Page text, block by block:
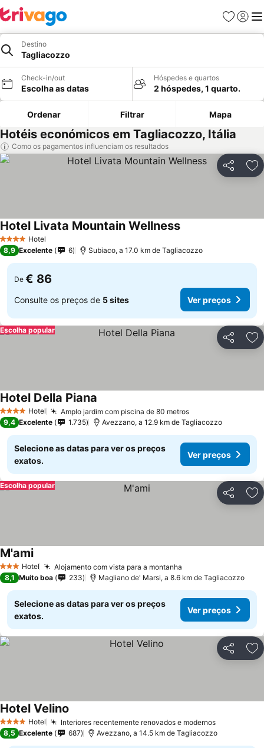
Favoritos
Iniciar
Destino
Tagliacozzo
Check-in/out
Escolha as datas
Hóspedes e quartos
2 hóspedes, 1 quarto.
Ordenar Filtrar Mapa
Hotéis económicos em Tagliacozzo, Itália
Como os pagamentos influenciam os resultados
Partilhar
4 EstrelasHotel
Hotel Livata Mountain WellnessVer preços
8,9 Excelente 6 Subiaco, a 17.0 km de Tagliacozzo
De € 86
Consulte os preços de 5 sites Ver preços
Partilhar
Escolha popular
4 EstrelasHotel Amplo jardim com piscina de 80 metrosVer preços
Hotel Della Piana
9,4 Excelente 1.735 Avezzano, a 12.9 km de Tagliacozzo
Selecione as datas para ver os preços
exatos.
Ver preços
Partilhar
Escolha popular
3 EstrelasHotel Alojamento com vista para a montanha
M'amiVer preços
8,1 Muito boa 233 Magliano de' Marsi, a 8.6 km de Tagliacozzo
Selecione as datas para ver os preços
exatos.
Ver preços
Partilhar
4 EstrelasHotel Interiores recentemente renovados e modernosVer preços
Hotel Velino
8,5 Excelente 687 Avezzano, a 14.5 km de Tagliacozzo